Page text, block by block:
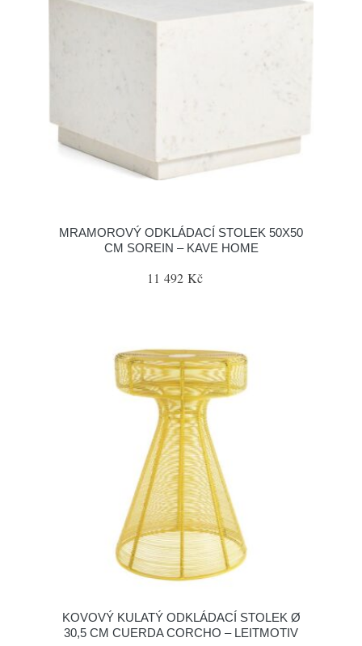
MRAMOROVÝ ODKLÁDACÍ STOLEK 50X50
CM SOREIN – KAVE HOME
11 492 Kč
KOVOVÝ KULATÝ ODKLÁDACÍ STOLEK Ø
30,5 CM CUERDA CORCHO – LEITMOTIV